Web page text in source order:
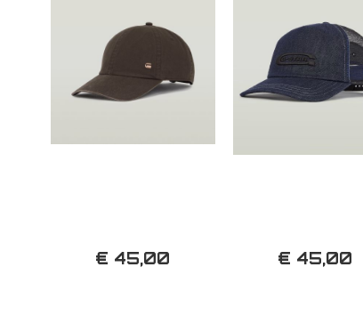
€ 45,00 € 45,00